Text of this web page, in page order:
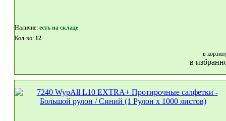
Наличие: eсть на складе
Кол-во: 12
в
в